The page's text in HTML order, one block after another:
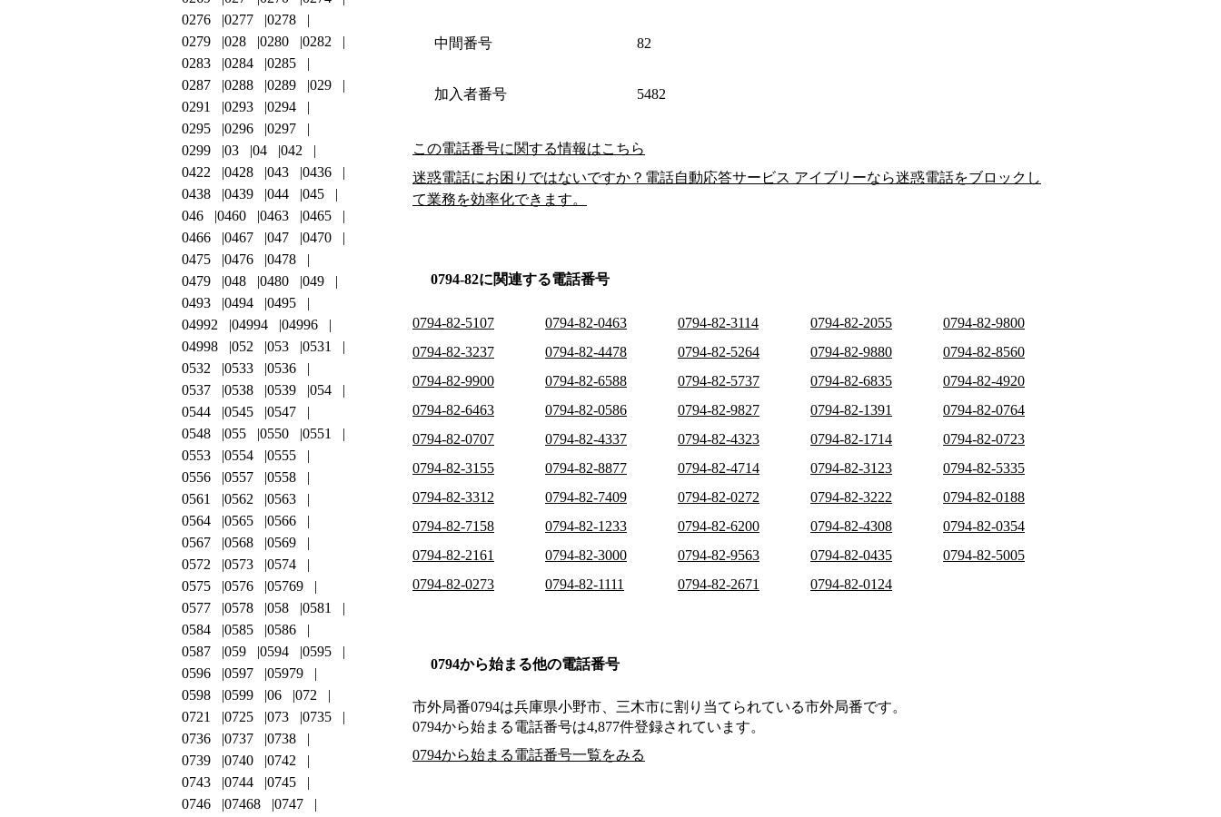
中間番号 82
加入者番号 5482
この電話番号に関する情報はこちら
迷惑電話にお困りではないですか？電話自動応答サービス アイブリーなら迷惑電話をブロックし
て業務を効率化できます。
0794-82に関連する電話番号
0794-82-5107 0794-82-0463 0794-82-3114 0794-82-2055
0794-82-9800
0794-82-3237
0794-82-4478 0794-82-5264 0794-82-9880
0794-82-8560
0794-82-9900
0794-82-6588 0794-82-5737 0794-82-6835
0794-82-4920
0794-82-6463
0794-82-0586 0794-82-9827 0794-82-1391
0794-82-0764
0794-82-0707
0794-82-4337 0794-82-4323 0794-82-1714
0794-82-0723
0794-82-3155
0794-82-8877 0794-82-4714 0794-82-3123
0794-82-5335
0794-82-3312
0794-82-7409 0794-82-0272 0794-82-3222
0794-82-0188
0794-82-7158
0794-82-1233 0794-82-6200 0794-82-4308
0794-82-0354
0794-82-2161
0794-82-3000 0794-82-9563 0794-82-0435
0794-82-5005
0794-82-0273
0794-82-1111 0794-82-2671 0794-82-0124
0794から始まる他の電話番号
市外局番0794は兵庫県小野市、三木市に割り当てられている市外局番です。
0794から始まる電話番号は4,877件登録されています。
0794から始まる電話番号一覧をみる
0276
0277
0278
0279
028 0280
0282
0283
0284
0285
0287
0288 0289
029
0291
0293
0294
0295
0296
0297
0299
03 04
042
0422
0428 043
0436
0438
0439 044
045
046
0460 0463
0465
0466
0467 047
0470
0475
0476
0478
0479
048 0480
049
0493
0494
0495
04992
04994
04996
04998
052 053
0531
0532
0533
0536
0537
0538 0539
054
0544
0545
0547
0548
055 0550
0551
0553
0554
0555
0556
0557
0558
0561
0562
0563
0564
0565
0566
0567
0568
0569
0572
0573
0574
0575
0576
05769
0577
0578 058
0581
0584
0585
0586
0587
059 0594
0595
0596
0597
05979
0598
0599 06
072
0721
0725 073
0735
0736
0737
0738
0739
0740
0742
0743
0744
0745
0746
07468
0747